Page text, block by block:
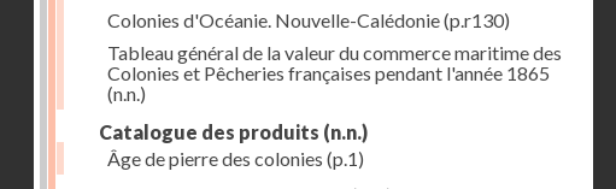
Colonies d'Océanie. Nouvelle-Calédonie(p.r130)
Tableau général de la valeur du commerce maritime des
Colonies et Pêcheries françaises pendant l'année 1865
(n.n.)
Catalogue des produits (n.n.)
Âge de pierre des colonies (p.1)